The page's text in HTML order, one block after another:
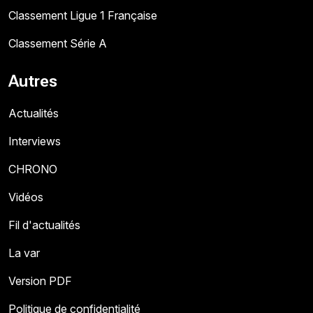
Classement Ligue 1 Française
Classement Série A
Autres
Actualités
Interviews
CHRONO
Vidéos
Fil d'actualités
La var
Version PDF
Politique de confidentialité